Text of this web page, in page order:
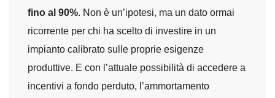
fino al 90%. Non è un’ipotesi, ma un dato ormai
ricorrente per chi ha scelto di investire in un
impianto calibrato sulle proprie esigenze
produttive. E con l’attuale possibilità di accedere a
incentivi a fondo perduto, l’ammortamento